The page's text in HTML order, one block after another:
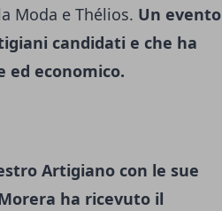
Moda e Thélios. Un evento
candidati e che ha
ed economico.
Artigiano con le sue
ha ricevuto il